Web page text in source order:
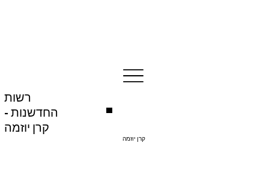
קרן יוזמה
רשות
החדשנות -
קרן יוזמה